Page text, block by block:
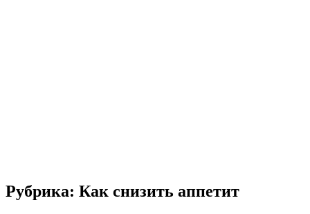
Рубрика: Как снизить аппетит